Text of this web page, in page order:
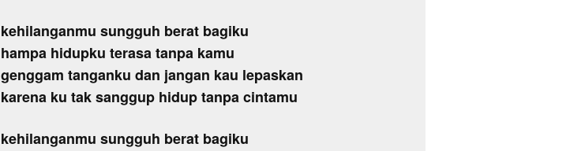
kehilanganmu sungguh berat bagiku
hampa hidupku terasa tanpa kamu
genggam tanganku dan jangan kau lepaskan
karena ku tak sanggup hidup tanpa cintamu
kehilanganmu sungguh berat bagiku